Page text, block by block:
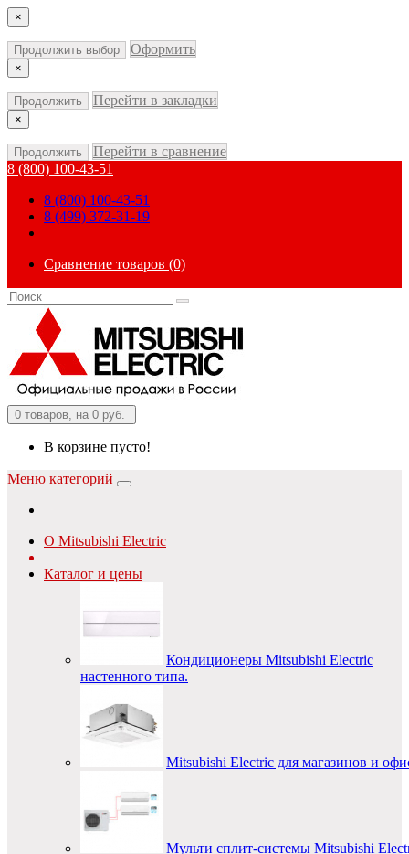
×
Продолжить выбор Оформить
×
Продолжить Перейти в закладки
×
Продолжить
Перейти в сравнение
8 (800) 100-43-51
8 (800) 100-43-51
8 (499) 372-31-19
Сравнение товаров (0)
0 товаров, на 0 руб.
В корзине пусто!
Меню категорий
О Mitsubishi Electric
Каталог и цены
Кондиционеры Mitsubishi Electric
настенного типа.
Mitsubishi Electric для магазинов и
Мульти сплит-системы Mitsubishi